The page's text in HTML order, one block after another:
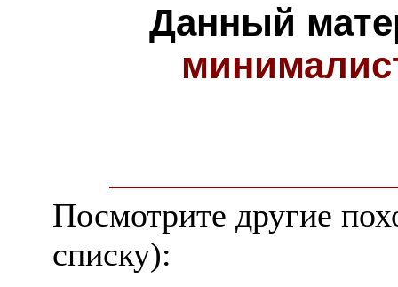
Данный
Посмотрите другие
списку):